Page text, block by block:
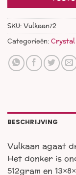
SKU:Vulkaan72
Categorieën:
BESCHRIJVING
Vulkaan agaat
Het donker is
512gram en